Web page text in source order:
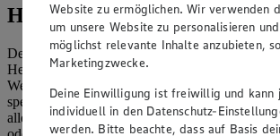
Hinweise
Der Inhalt dieser Website ist urheberrechtlich
Herausgeber gewährt Ihnen jedoch das Recht,
Website bereitgestellten Text ganz oder
speichern und zu vervielfältigen. Aus Gründen
allerdings die Speicherung und Vervielfältigung
Website zu ermöglichen. Wir verwenden
um unsere Website zu personalisieren
möglichst relevante Inhalte anzubieten,
Marketingzwecke.
Deine Einwilligung ist freiwillig und kann
individuell in den Datenschutz-
werden. Bitte beachte, dass auf Basis